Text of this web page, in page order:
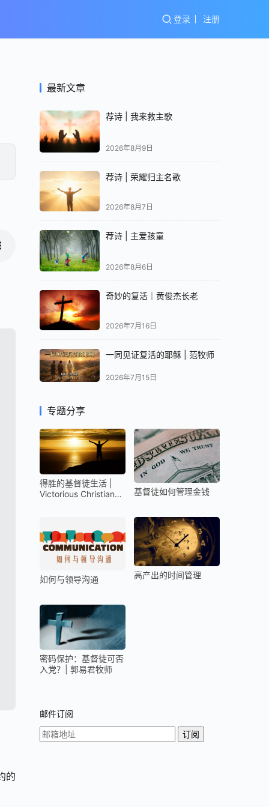
登录 注册
的
最新文章
荐诗 | 我来救主歌
2026年8月9日
荐诗 | 荣耀归主名歌
2026年8月7日
荐诗 | 主爱孩童
2026年8月6日
奇妙的复活｜黄俊杰长老
2026年7月16日
一同见证复活的耶稣 | 范牧师
2026年7月15日
专题分享
得胜的基督徒生活 |
Victorious Christian
基督徒如何管理金钱
如何与领导沟通 高产出的时间管理
密码保护：基督徒可否
入党？| 郭易君牧师
邮件订阅